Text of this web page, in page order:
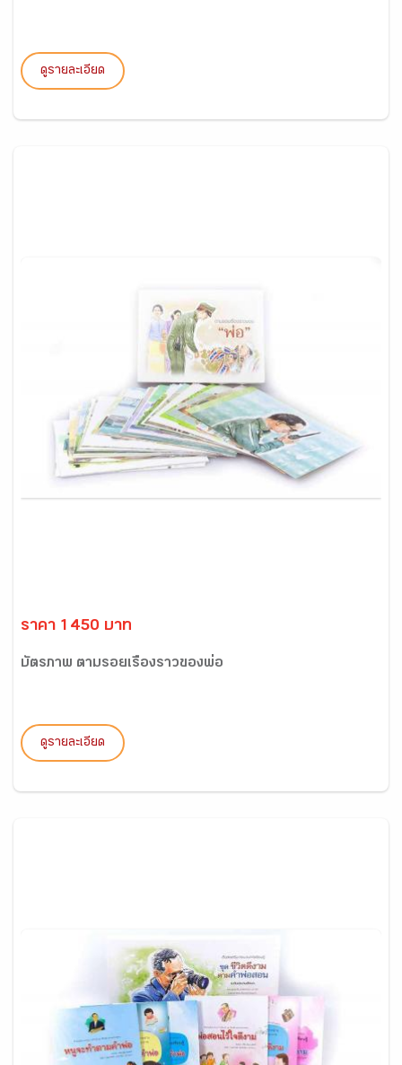
ดูรายละเอียด
ราคา 1450 บาท
บัตรภาพ ตามรอยเรื่องราวของพ่อ
ดูรายละเอียด